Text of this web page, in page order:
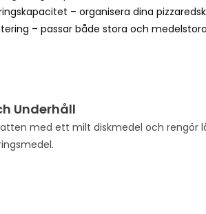
– organisera dina
– passar både stora och
Underhåll
med ett milt diskmedel och rengör